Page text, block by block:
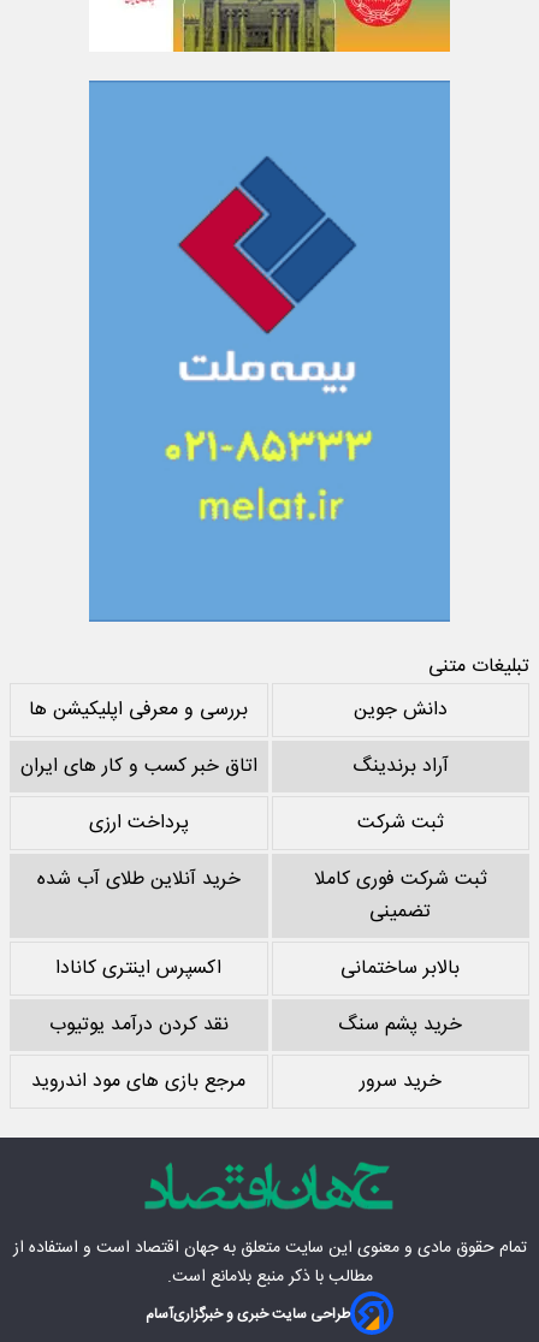
تبلیغات متنی
دانش جوین
بررسی و معرفی اپلیکیشن ها
آراد برندینگ
اتاق خبر کسب و کار های ایران
ثبت شرکت
پرداخت ارزی
ثبت شرکت فوری کاملا
تضمینی
خرید آنلاین طلای آب شده
بالابر ساختمانی
اکسپرس اینتری کانادا
خرید پشم سنگ
نقد کردن درآمد یوتیوب
خرید سرور
مرجع بازی های مود اندروید
تمام حقوق مادی‌ و معنوی این سایت متعلق بهجهان اقتصاد است و استفاده از
مطالب با ذکر منبع بلامانع است.
طراحی سایت خبری و خبرگزاریآسام